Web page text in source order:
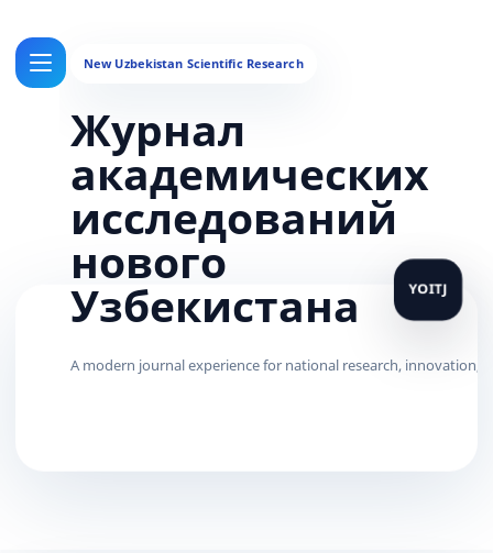
Журнал
академических
исследований
нового
Узбекистана